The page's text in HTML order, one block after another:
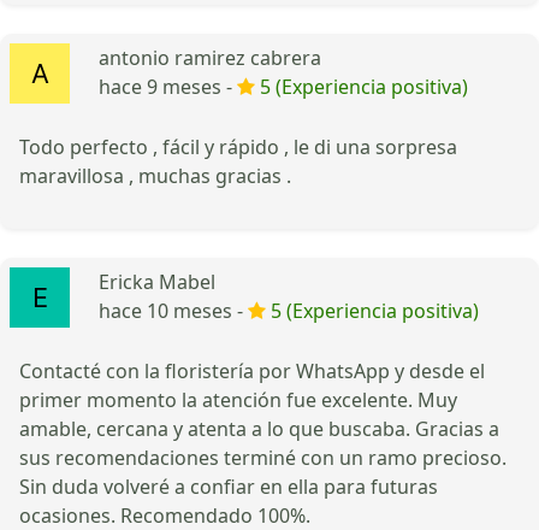
antonio ramirez cabrera
hace 9 meses -
5 (Experiencia positiva)
Todo perfecto , fácil y rápido , le di una sorpresa
maravillosa , muchas gracias .
Ericka Mabel
hace 10 meses -
5 (Experiencia positiva)
Contacté con la floristería por WhatsApp y desde el
primer momento la atención fue excelente. Muy
amable, cercana y atenta a lo que buscaba. Gracias a
sus recomendaciones terminé con un ramo precioso.
Sin duda volveré a confiar en ella para futuras
ocasiones. Recomendado 100%.